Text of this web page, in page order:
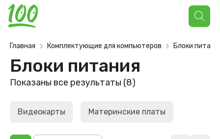
Поиск
товаров
Главная Комплектующие для компьютеров Блоки
Блоки питания
Показаны все результаты (8)
недавние
Видеокарты Материнские платы